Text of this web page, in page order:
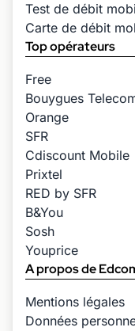
Test de débit
Carte de débit
Top opérateurs
Free
Bouygues
Orange
SFR
Cdiscount Mobile
Prixtel
RED by SFR
B&You
Sosh
Youprice
A propos de
Mentions légales
Données